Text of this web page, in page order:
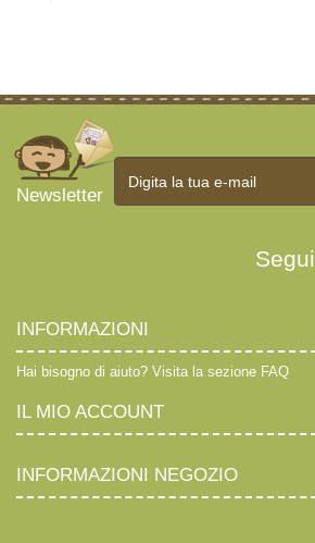
Newsletter
INFORMAZIONI
Hai bisogno di aiuto? Visita la sezione FAQ
IL MIO ACCOUNT
INFORMAZIONI NEGOZIO